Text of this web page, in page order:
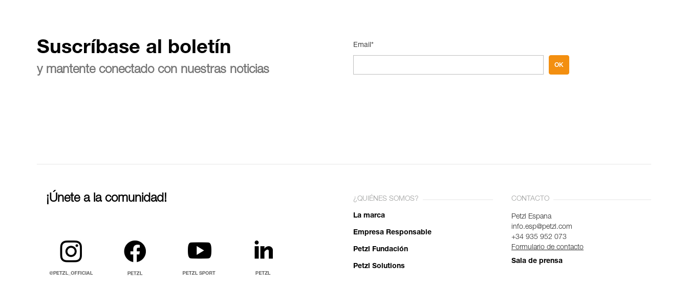
Suscríbase al boletín
y mantente conectado con nuestras noticias
Email*
OK
¡Únete a la comunidad! ¿QUIÉNES SOMOS?
La marca
Empresa Responsable
Petzl Fundación
Petzl Solutions
CONTACTO
Petzl Espana
info.esp@petzl.com
+34 935 952 073
Formulario de contacto
Sala de prensa